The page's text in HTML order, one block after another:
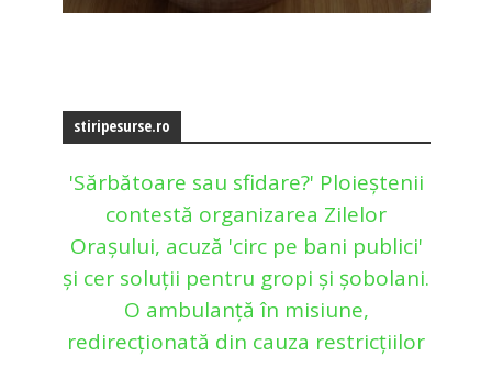
stiripesurse.ro
'Sărbătoare sau sfidare?' Ploieștenii
contestă organizarea Zilelor
Orașului, acuză 'circ pe bani publici'
și cer soluții pentru gropi și șobolani.
O ambulanță în misiune,
redirecționată din cauza restricțiilor